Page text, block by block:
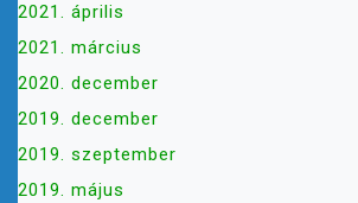
2021. április
2021. március
2020. december
2019. december
2019. szeptember
2019. május